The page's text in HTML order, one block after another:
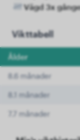
Vägd 3x
Vikttabell
Ålder
8.6 månader
8.1 månader
7.7 månader